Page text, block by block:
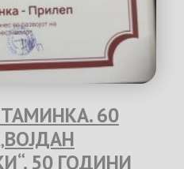
60
50 ГОДИНИ